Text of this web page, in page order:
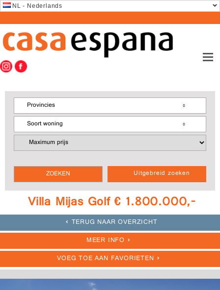
NL - Nederlands
Uitgebreid zoeken
Provincies
Soort woning
Villa Mijas Golf € 1.800.000,-
TERUG NAAR OVERZICHT
MEER INFO
VOEG TOE AAN FAVORIETEN